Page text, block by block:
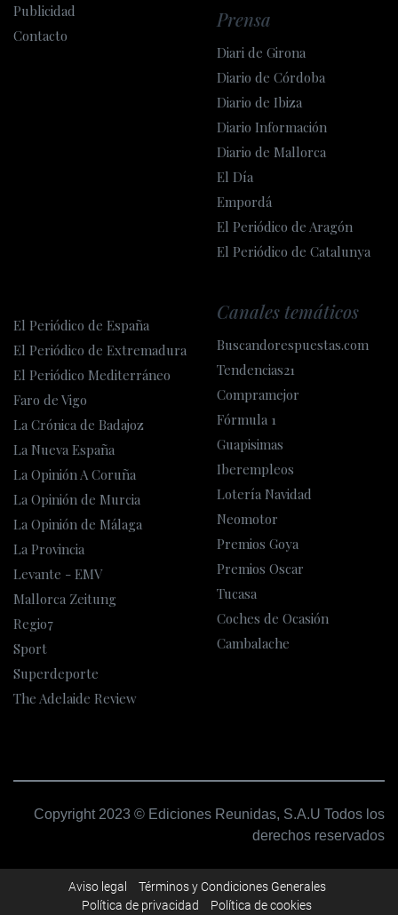
Publicidad
Contacto
Prensa
Diari de Girona
Diario de Córdoba
Diario de Ibiza
Diario Información
Diario de Mallorca
El Día
Empordá
El Periódico de Aragón
El Periódico de Catalunya
El Periódico de España
El Periódico de Extremadura
El Periódico Mediterráneo
Faro de Vigo
La Crónica de Badajoz
La Nueva España
La Opinión A Coruña
La Opinión de Murcia
La Opinión de Málaga
La Provincia
Levante - EMV
Mallorca Zeitung
Regio7
Sport
Superdeporte
The Adelaide Review
Canales temáticos
Buscandorespuestas.com
Tendencias21
Compramejor
Fórmula 1
Guapisimas
Iberempleos
Lotería Navidad
Neomotor
Premios Goya
Premios Oscar
Tucasa
Coches de Ocasión
Cambalache
Copyright 2023 © Ediciones Reunidas, S.A.U Todos los
derechos reservados
Aviso legal
Términos y Condiciones Generales
Política de privacidad
Política de cookies